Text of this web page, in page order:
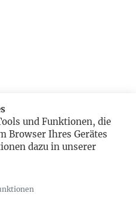
und Funktionen, die
Browser Ihres Gerätes
dazu in unserer